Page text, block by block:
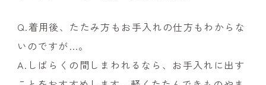
Q.着用後、たたみ方もお手入れの仕方もわからな
いのですが…。
A.しばらくの間しまわれるなら、お手入れに出す